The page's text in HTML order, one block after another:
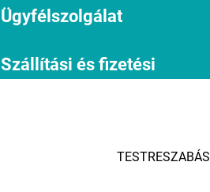
Ügyfélszolgálat
Szállítási és fizetési
TESTRESZABÁS